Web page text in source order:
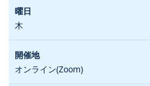
木
オンライン(Zoom)